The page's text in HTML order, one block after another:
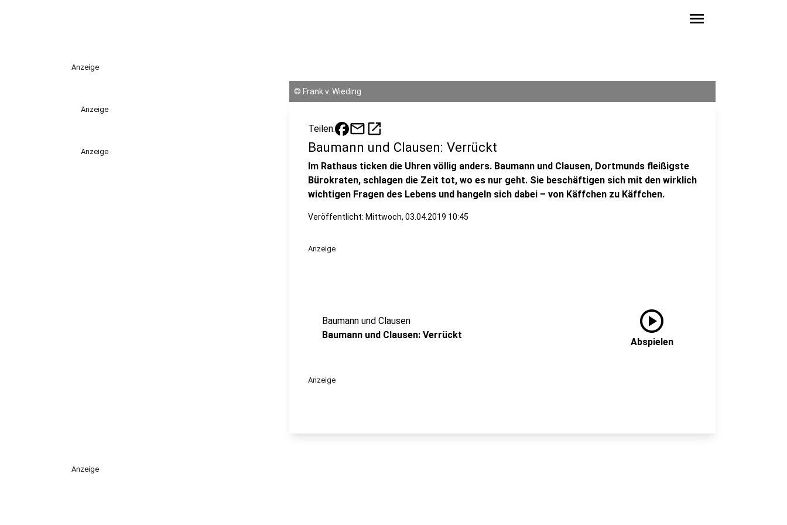
menu
Anzeige
Anzeige
Anzeige
© Frank v. Wieding
Teilen: mailopen_in_new
Baumann und Clausen: Verrückt
Im Rathaus ticken die Uhren völlig anders. Baumann und Clausen, Dortmunds fleißigste
Bürokraten, schlagen die Zeit tot, wo es nur geht. Sie beschäftigen sich mit den wirklich
wichtigen Fragen des Lebens und hangeln sich dabei – von Käffchen zu Käffchen.
Veröffentlicht: Mittwoch, 03.04.2019 10:45
Anzeige
Baumann und Clausen
Baumann und Clausen: Verrückt
play_circle
Abspielen
Anzeige
Anzeige